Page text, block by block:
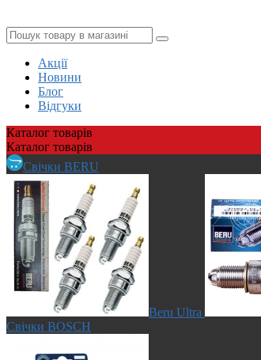
Акції
Новини
Блог
Відгуки
Каталог товарів
Каталог товарів
Свічки BERU
Beru Ultra
Свічки BOSCH